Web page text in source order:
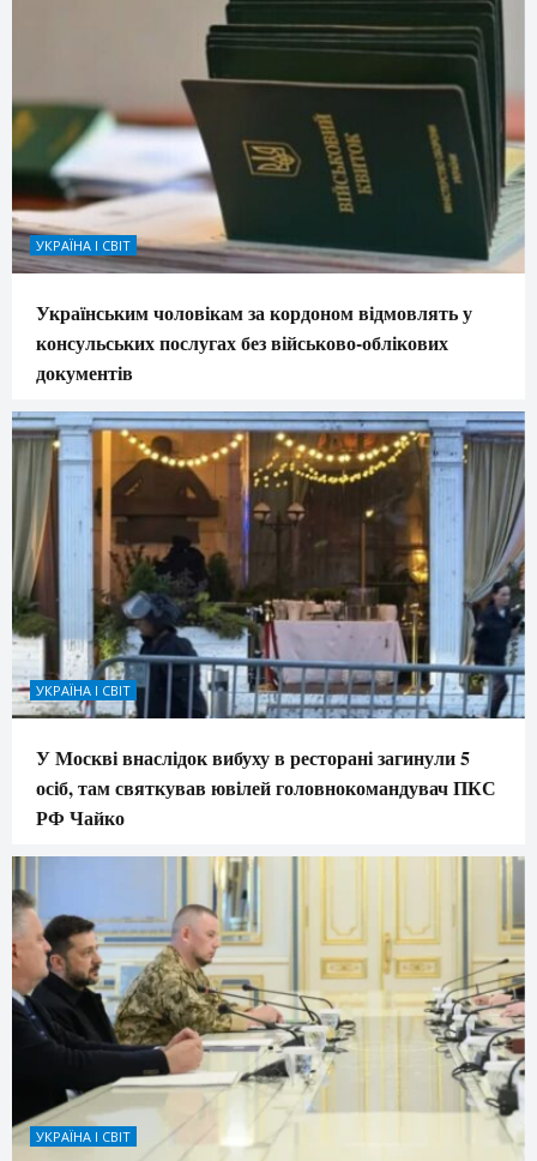
УКРАЇНА І СВІТ
Українським чоловікам за кордоном відмовлять у
консульських послугах без військово-облікових
документів
УКРАЇНА І СВІТ
У Москві внаслідок вибуху в ресторані загинули 5
осіб, там святкував ювілей головнокомандувач ПКС
РФ Чайко
УКРАЇНА І СВІТ